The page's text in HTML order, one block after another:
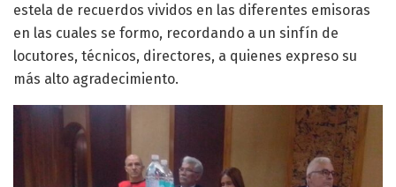
estela de recuerdos vividos en las diferentes emisoras
en las cuales se formo, recordando a un sinfín de
locutores, técnicos, directores, a quienes expreso su
más alto agradecimiento.